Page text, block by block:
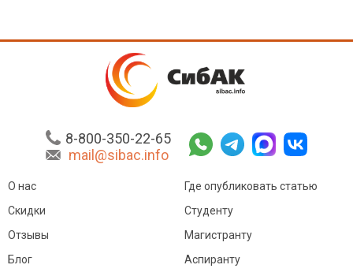
8-800-350-22-65
mail@sibac.info
О нас
Скидки
Отзывы
Блог
Где опубликовать статью
Студенту
Магистранту
Аспиранту